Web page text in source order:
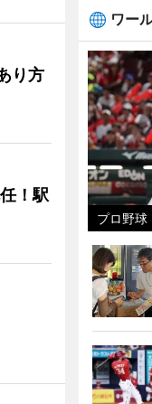
り方
！駅
ワー
プロ野